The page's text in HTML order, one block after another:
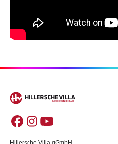
Hillersche Villa gGmbH